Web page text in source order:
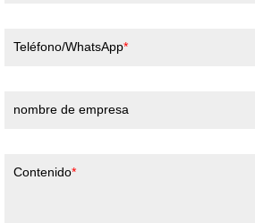
Teléfono/WhatsApp
nombre de empresa
Contenido